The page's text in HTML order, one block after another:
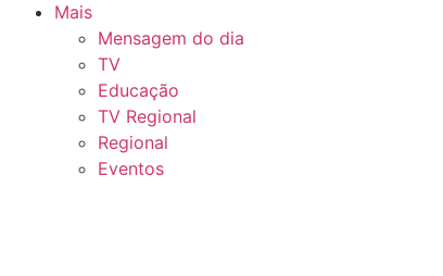
Mais
Mensagem do dia
TV
Educação
TV Regional
Regional
Eventos